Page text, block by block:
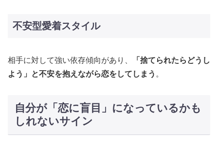
不安型愛着スタイル
相手に対して強い依存傾向があり、
「捨てられたらどうし
よう」と不安を抱えながら恋をしてしまう ​。
自分が「恋に盲目」になっているかも
しれないサイン